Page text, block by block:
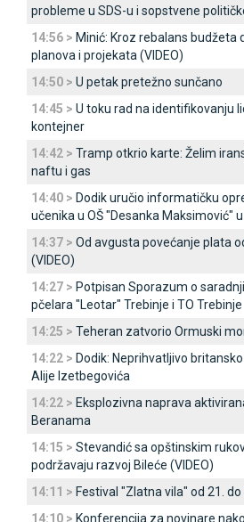
probleme u SDS-u i sopstvene
14:56 > Minić: Kroz rebalans budžeta
planova i projekata (VIDEO)
14:50 > U petak pretežno sunčano
14:45 > U toku rad na identifikovanju
kontejner
14:42 > Tramp otkrio karte: Želim
naftu i gas
14:40 > Dodik uručio informatičku
učenika u OŠ "Desanka Maksimović"
14:37 > Od avgusta povećanje plata
(VIDEO)
14:27 > Potpisan Sporazum o
pčelara "Leotar" Trebinje i TO Trebinje
14:25 > Teheran zatvorio Ormuski
14:22 > Dodik: Neprihvatljivo
Alije Izetbegovića
14:22 > Eksplozivna naprava
Beranama
14:15 > Stevandić sa opštinskim
podržavaju razvoj Bileće (VIDEO)
14:11 > Festival "Zlatna vila" od 21.
14:10 > Konferencija za novinare